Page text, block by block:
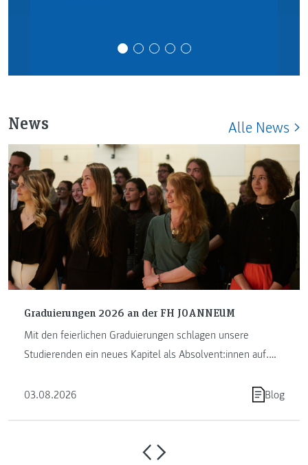
News Alle News
Graduierungen 2026 an der FH JOANNEUM
Mit den feierlichen Graduierungen schlagen unsere
Studierenden ein neues Kapitel als Absolvent:innen auf.
03.08.2026
Blog